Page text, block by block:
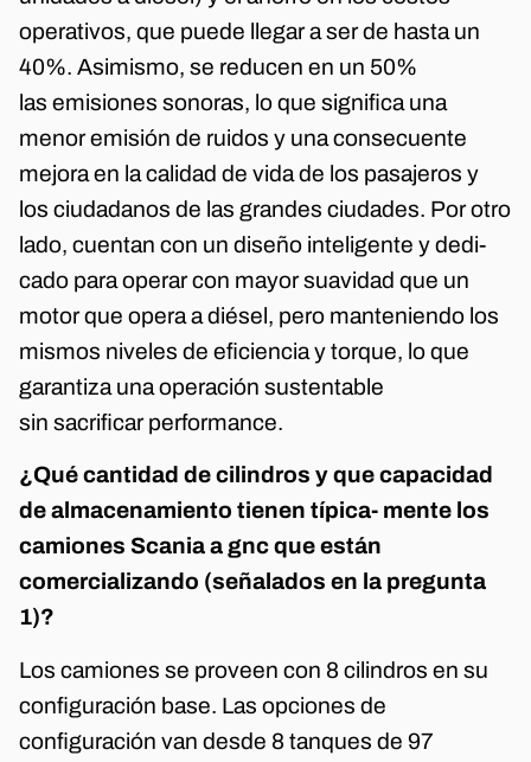
operativos, que puede llegar a ser de hasta un
40%. Asimismo, se reducen en un 50%
las emisiones sonoras, lo que significa una
menor emisión de ruidos y una consecuente
mejora en la calidad de vida de los pasajeros y
los ciudadanos de las grandes ciudades. Por otro
lado, cuentan con un diseño inteligente y dedi-
cado para operar con mayor suavidad que un
motor que opera a diésel, pero manteniendo los
mismos niveles de eficiencia y torque, lo que
garantiza una operación sustentable
sin sacrificar performance.
¿Qué cantidad de cilindros y que capacidad
de almacenamiento tienen típica- mente los
camiones Scania a gnc que están
comercializando (señalados en la pregunta
1)?
Los camiones se proveen con 8 cilindros en su
configuración base. Las opciones de
configuración van desde 8 tanques de 97